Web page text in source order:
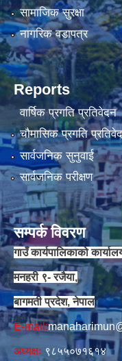
सामाजिक सुरक्षा
नागरिक वडापत्र
Reports
वार्षिक प्रगति प्रतिवेदन
चौमासिक प्रगति
सार्वजनिक सुनुवाई
सार्वजनिक परीक्षण
सम्पर्क विवरण
गाउँ कार्यपालिकाको
मनहरी ९- रजैया,
बागमती प्रदेश, नेपाल
E-mail:
अध्यक्षः ९८५५०७१६१४